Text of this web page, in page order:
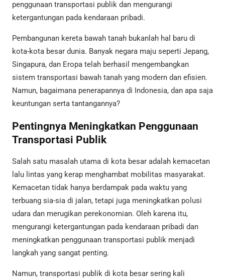
penggunaan transportasi publik dan mengurangi
ketergantungan pada kendaraan pribadi.
Pembangunan kereta bawah tanah bukanlah hal baru di
kota-kota besar dunia. Banyak negara maju seperti Jepang,
Singapura, dan Eropa telah berhasil mengembangkan
sistem transportasi bawah tanah yang modern dan efisien.
Namun, bagaimana penerapannya di Indonesia, dan apa saja
keuntungan serta tantangannya?
Pentingnya Meningkatkan Penggunaan
Transportasi Publik
Salah satu masalah utama di kota besar adalah kemacetan
lalu lintas yang kerap menghambat mobilitas masyarakat.
Kemacetan tidak hanya berdampak pada waktu yang
terbuang sia-sia di jalan, tetapi juga meningkatkan polusi
udara dan merugikan perekonomian. Oleh karena itu,
mengurangi ketergantungan pada kendaraan pribadi dan
meningkatkan penggunaan transportasi publik menjadi
langkah yang sangat penting.
Namun, transportasi publik di kota besar sering kali